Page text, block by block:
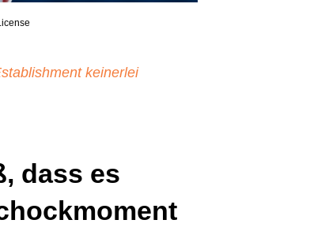
keinerlei
dass es